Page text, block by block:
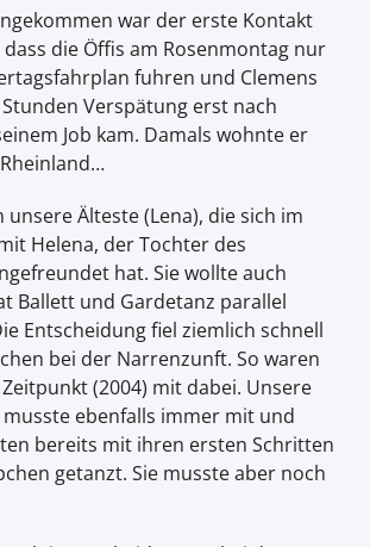
war der erste Kontakt
die Öffis am Rosenmontag nur
fuhren und Clemens
Verspätung erst nach
Job kam. Damals wohnte er
unsere Älteste (Lena), die sich im
Helena, der Tochter des
hat. Sie wollte auch
Ballett und Gardetanz parallel
Entscheidung fiel ziemlich schnell
bei der Narrenzunft. So waren
(2004) mit dabei. Unsere
musste ebenfalls immer mit und
bereits mit ihren ersten Schritten
getanzt. Sie musste aber noch